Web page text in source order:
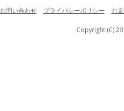
お問い合わせ プライバシーポリシー お
Copyright (C)